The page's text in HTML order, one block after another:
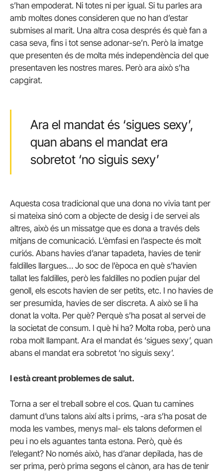
s’han empoderat. Ni totes ni per igual. Si tu parles ara
amb moltes dones consideren que no han d’estar
submises al marit. Una altra cosa després és què fan a
casa seva, fins i tot sense adonar-se’n. Però la imatge
que presenten és de molta més independència del que
presentaven les nostres mares. Però ara això s’ha
capgirat.
Ara el mandat és ‘sigues sexy’,
quan abans el mandat era
sobretot ‘no siguis sexy’
Aquesta cosa tradicional que una dona no vivia tant per
si mateixa sinó com a objecte de desig i de servei als
altres, això és un missatge que es dona a través dels
mitjans de comunicació. L’èmfasi en l’aspecte és molt
curiós. Abans havies d’anar tapadeta, havies de tenir
faldilles llargues… Jo soc de l’època en què s’havien
tallat les faldilles, però les faldilles no podien pujar del
genoll, els escots havien de ser petits, etc. I no havies de
ser presumida, havies de ser discreta. A això se li ha
donat la volta. Per què? Perquè s’ha posat al servei de
la societat de consum. I què hi ha? Molta roba, però una
roba molt llampant. Ara el mandat és ‘sigues sexy’, quan
abans el mandat era sobretot ‘no siguis sexy’.
I està creant problemes de salut.
Torna a ser el treball sobre el cos. Quan tu camines
damunt d’uns talons així alts i prims, -ara s’ha posat de
moda les vambes, menys mal- els talons deformen el
peu i no els aguantes tanta estona. Però, què és
l’elegant? No només això, has d’anar depilada, has de
ser prima, però prima segons el cànon, ara has de tenir